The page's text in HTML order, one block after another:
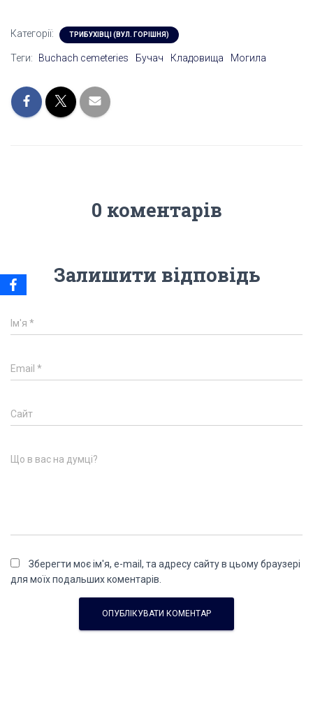
Категорії: ТРИБУХІВЦІ (ВУЛ. ГОРІШНЯ)
Теги: Buchach cemeteries Бучач Кладовища Могила
0 коментарів
Залишити відповідь
Ім'я *
Email *
Сайт
Що в вас на думці?
Зберегти моє ім'я, e-mail, та адресу сайту в цьому браузері
для моїх подальших коментарів.